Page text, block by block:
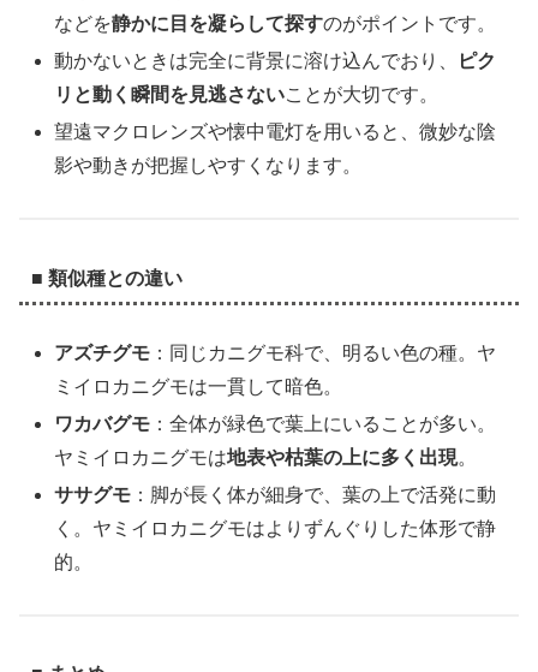
などを静かに目を凝らして探すのがポイントです。
動かないときは完全に背景に溶け込んでおり、
ピク
リと動く瞬間を見逃さないことが大切です。
望遠マクロレンズや懐中電灯を用いると、微妙な陰
影や動きが把握しやすくなります。
■ 類似種との違い
アズチグモ ：同じカニグモ科で、明るい色の種。ヤ
ミイロカニグモは一貫して暗色。
ワカバグモ ：全体が緑色で葉上にいることが多い。
ヤミイロカニグモは地表や枯葉の上に多く出現。
ササグモ ：脚が長く体が細身で、葉の上で活発に動
く。ヤミイロカニグモはよりずんぐりした体形で静
的。